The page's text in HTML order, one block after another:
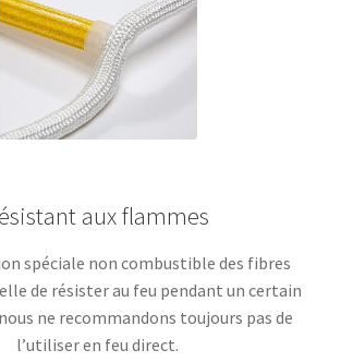
aux flammes
spéciale non combustible des fibres
de résister au feu pendant un certain
ne recommandons toujours pas de
l’utiliser en feu direct.